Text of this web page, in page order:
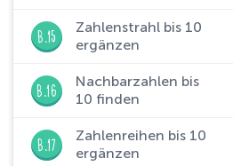
B.15
Zahlenstrahl bis 10
ergänzen
B.16
Nachbarzahlen bis
10 finden
B.17
Zahlenreihen bis 10
ergänzen